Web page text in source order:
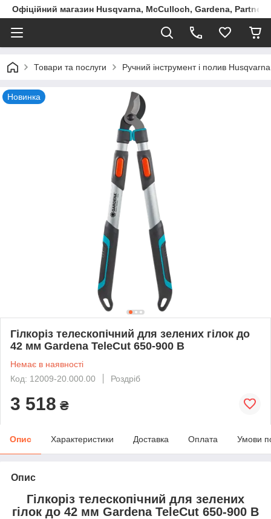
Офіційний магазин Husqvarna, McCulloch, Gardena, Partner
Товари та послуги Ручний інструмент і полив
Новинка
Гілкоріз телескопічний для зелених гілок до
42 мм Gardena TeleCut 650-900 B
Немає в наявності
Код: 12009-20.000.00
Роздріб
3 518 ₴
Опис Характеристики Доставка Оплата Умови
Опис
Гілкоріз телескопічний для зелених
гілок до 42 мм Gardena TeleCut 650-900 B